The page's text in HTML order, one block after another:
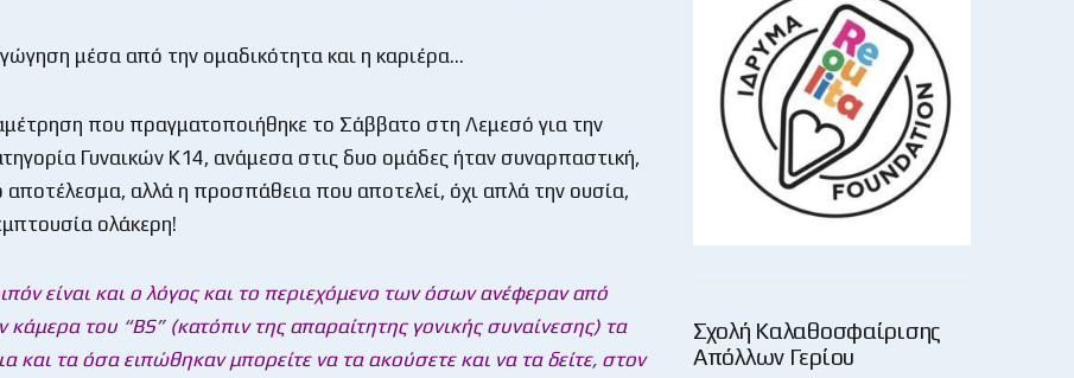
μέσα από την ομαδικότητα και η καριέρα…
που πραγματοποιήθηκε το Σάββατο στη Λεμεσό για την
Γυναικών Κ14, ανάμεσα στις δυο ομάδες ήταν συναρπαστική,
αποτέλεσμα, αλλά η προσπάθεια που αποτελεί, όχι απλά την ουσία,
ολάκερη!
είναι και ο λόγος και το περιεχόμενο των όσων ανέφεραν από
κάμερα του “BS” (κατόπιν της απαραίτητης γονικής συναίνεσης) τα
και τα όσα ειπώθηκαν μπορείτε να τα ακούσετε και να τα δείτε, στον
Σχολή Καλαθοσφαίρισης
Απόλλων Γερίου